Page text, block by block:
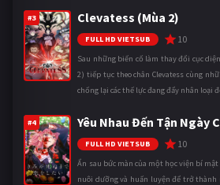
#3 Clevatess (Mùa 2)
FULL HD VIETSUB 10
Sau những biến cố làm thay đổi cục
2) tiếp tục theo chân Clevatess cùng
chống lại các thế lực đang đẩy nhân loại
#4 Yêu Nhau Đến Tận Ngày
FULL HD VIETSUB 10
Ẩn sau bức màn của một học viện bí
nuôi dưỡng và huấn luyện để trở thành